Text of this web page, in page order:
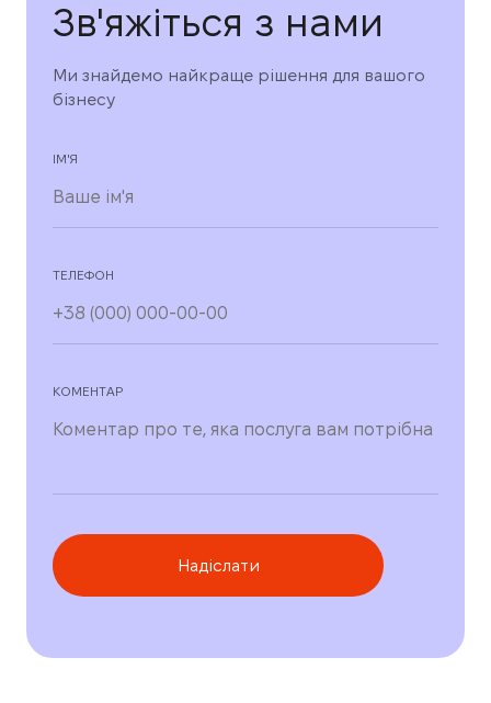
Зв'яжіться з нами
Ми знайдемо найкраще рішення для вашого
бізнесу
ІМ'Я
ТЕЛЕФОН
КОМЕНТАР
Надіслати